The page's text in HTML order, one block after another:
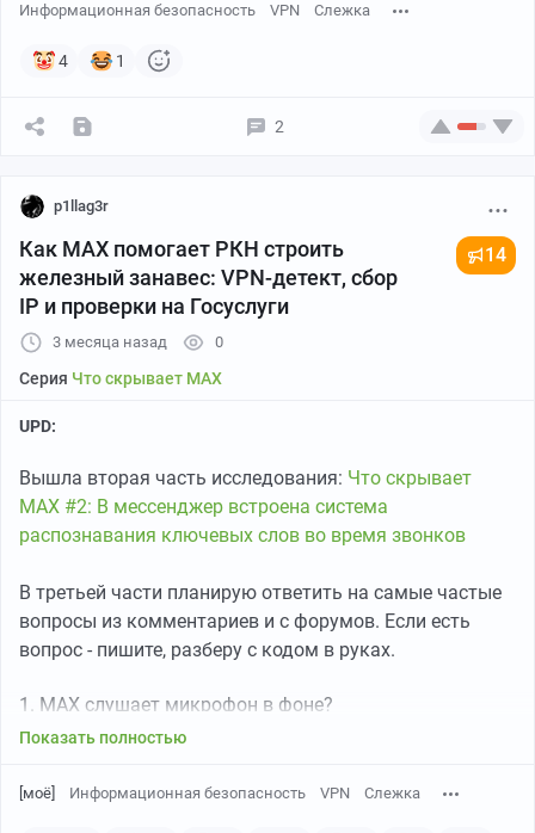
Информационная безопасность VPN Слежка
4 1
2
p1llag3r
Как MAX помогает РКН строить
железный занавес: VPN-детект, сбор
IP и проверки на Госуслуги
14
3 месяца назад 0
Серия Что скрывает MAX
UPD:
Вышла вторая часть исследования: Что скрывает
MAX #2: В мессенджер встроена система
распознавания ключевых слов во время звонков
В третьей части планирую ответить на самые частые
вопросы из комментариев и с форумов. Если есть
вопрос - пишите, разберу с кодом в руках.
1. MAX слушает микрофон в фоне?
telegram?
Показать полностью
[моё] Информационная безопасность VPN Слежка